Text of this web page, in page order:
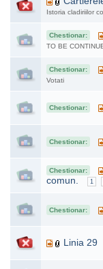
Istoria cladiriilor
Chestionar:
TO BE
Chestionar:
Votati
Chestionar:
Chestionar:
Chestionar:
comun.
1
Chestionar:
Linia 29